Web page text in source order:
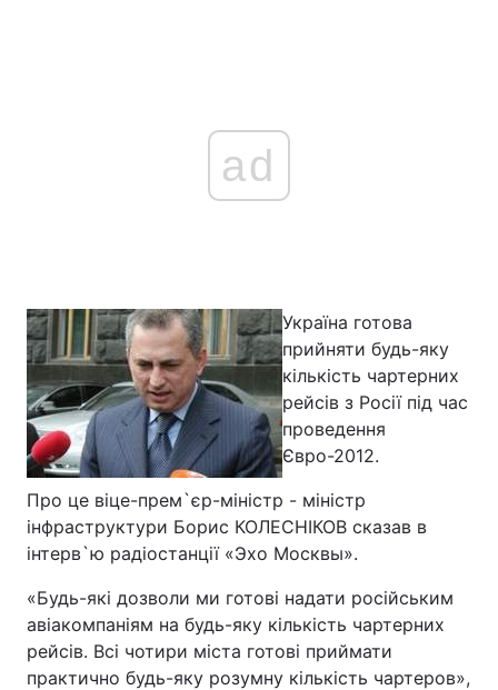
ad
Україна готова
прийняти будь-яку
кількість чартерних
рейсів з Росії під час
проведення
Євро-2012.
Про це віце-прем`єр-міністр - міністр
інфраструктури Борис КОЛЕСНІКОВ сказав в
інтерв`ю радіостанції «Эхо Москвы».
«Будь-які дозволи ми готові надати російським
авіакомпаніям на будь-яку кількість чартерних
рейсів. Всі чотири міста готові приймати
практично будь-яку розумну кількість чартеров»,